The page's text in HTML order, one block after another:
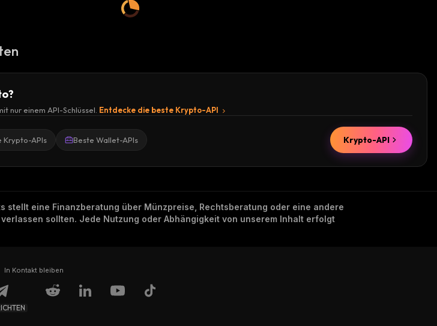
nur einem API-Schlüssel. Entdecke die beste Krypto-API
Krypto-APIs Beste Wallet-APIs Krypto-API
stellt eine Finanzberatung über Münzpreise, Rechtsberatung oder eine andere
sollten. Jede Nutzung oder Abhängigkeit von unserem Inhalt erfolgt
In Kontakt bleiben